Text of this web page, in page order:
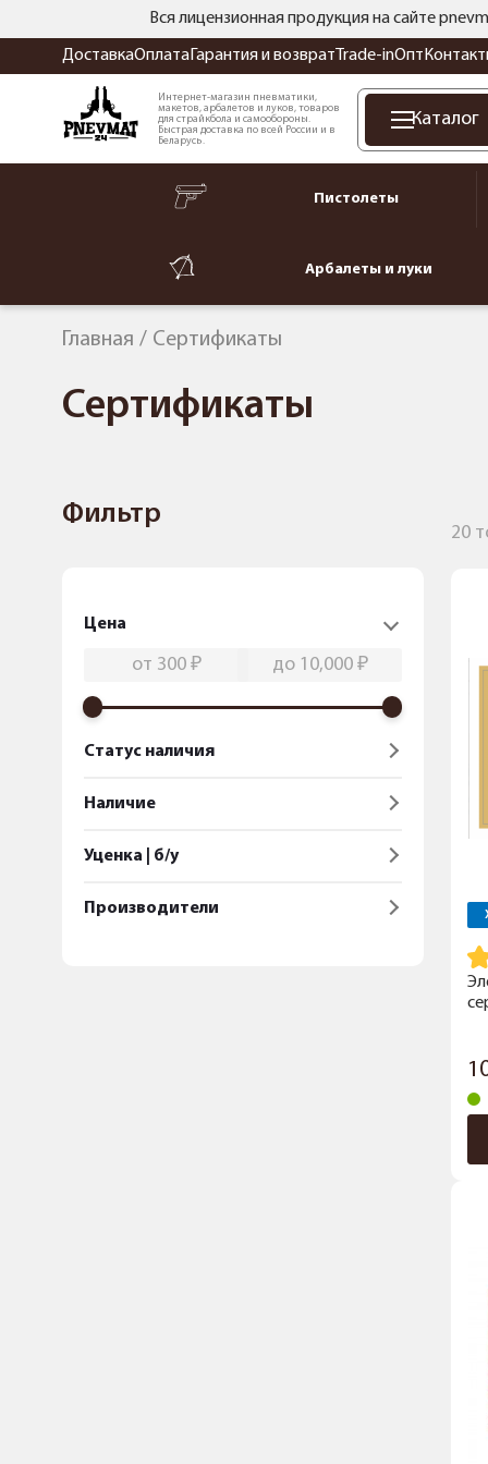
Вся лицензионная продукция на сайте
ДоставкаОплата Гарантия и возврат Trade-inОпт
Интернет-магазин пневматики,
макетов, арбалетов и луков, товаров
для страйкбола и самообороны.
Быстрая доставка по всей России и в
Беларусь.
Каталог
Пистолеты
Арбалеты и луки
Главная Сертификаты
Сертификаты
Фильтр
Цена
Статус наличия
Наличие
Уценка | б/у
Производители
20